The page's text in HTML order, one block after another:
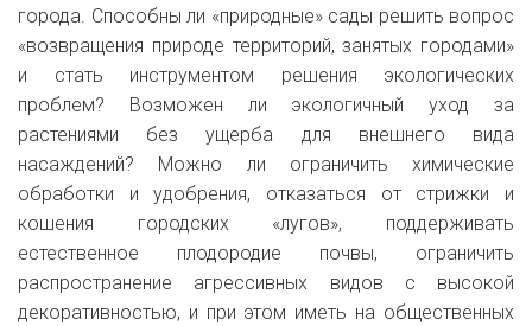
города. Способны ли «природные» сады решить вопрос
«возвращения природе территорий, занятых городами»
и стать инструментом решения экологических
проблем? Возможен ли экологичный уход за
растениями без ущерба для внешнего вида
насаждений? Можно ли ограничить химические
обработки и удобрения, отказаться от стрижки и
кошения городских «лугов», поддерживать
естественное плодородие почвы, ограничить
распространение агрессивных видов с высокой
декоративностью, и при этом иметь на общественных